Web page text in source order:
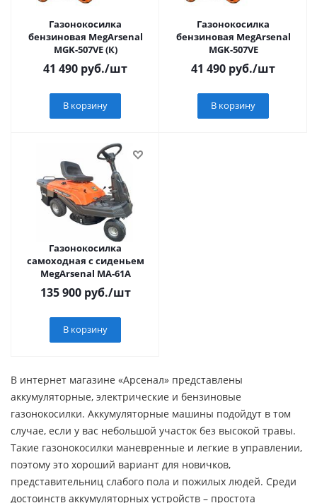
Газонокосилка
бензиновая MegArsenal
MGK-507VE (К)
41 490 руб./шт
В корзину
Газонокосилка
бензиновая MegArsenal
MGK-507VE
41 490 руб./шт
В корзину
Газонокосилка
самоходная с сиденьем
MegArsenal MA-61A
135 900руб./шт
В корзину
В интернет магазине «Арсенал» представлены
аккумуляторные, электрические и бензиновые
газонокосилки. Аккумуляторные машины подойдут в том
случае, если у вас небольшой участок без высокой травы.
Такие газонокосилки маневренные и легкие в управлении,
поэтому это хороший вариант для новичков,
представительниц слабого пола и пожилых людей. Среди
достоинств аккумуляторных устройств – простота